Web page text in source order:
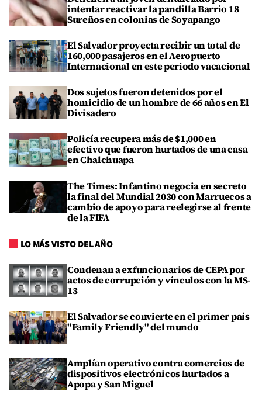
intentar reactivar la pandilla Barrio 18
Sureños en colonias de Soyapango
El Salvador proyecta recibir un total de
160,000 pasajeros en el Aeropuerto
Internacional en este periodo vacacional
Dos sujetos fueron detenidos por el
homicidio de un hombre de 66 años en El
Divisadero
Policía recupera más de $1,000 en
efectivo que fueron hurtados de una casa
en Chalchuapa
The Times: Infantino negocia en secreto
la final del Mundial 2030 con Marruecos a
cambio de apoyo para reelegirse al frente
de la FIFA
LO MÁS VISTO DEL AÑO
Condenan a exfuncionarios de CEPA por
actos de corrupción y vínculos con la MS-
13
El Salvador se convierte en el primer país
"Family Friendly" del mundo
Amplían operativo contra comercios de
dispositivos electrónicos hurtados a
Apopa y San Miguel